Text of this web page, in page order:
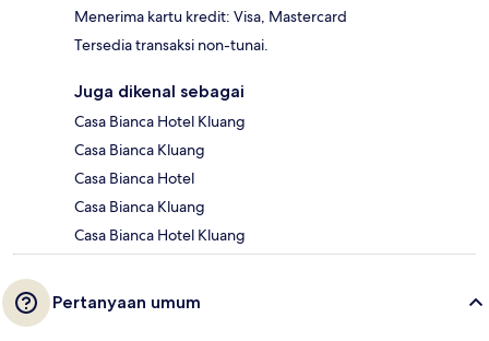
Menerima kartu kredit: Visa, Mastercard
Tersedia transaksi non-tunai.
Juga dikenal sebagai
Casa Bianca Hotel Kluang
Casa Bianca Kluang
Casa Bianca Hotel
Casa Bianca Kluang
Casa Bianca Hotel Kluang
Pertanyaan umum